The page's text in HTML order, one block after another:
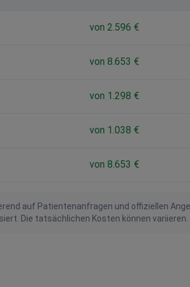
von 2.596 €
von 8.653 €
von 1.298 €
von 1.038 €
von 8.653 €
auf Patientenanfragen und offiziellen
Die tatsächlichen Kosten können variieren.